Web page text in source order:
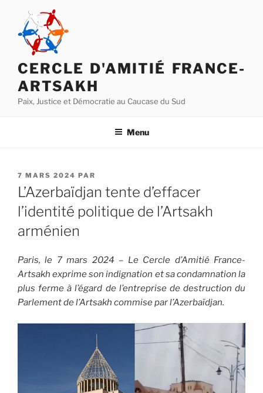
contenu
principal
CERCLE D'AMITIÉ FRANCE-
ARTSAKH
Paix, Justice et Démocratie au Caucase du Sud
Menu
PUBLIÉ
LE
7 MARS 2024 PAR
L’Azerbaïdjan tente d’effacer
l’identité politique de l’Artsakh
arménien
Paris, le 7 mars 2024 – Le Cercle d’Amitié France-
Artsakh exprime son indignation et sa condamnation la
plus ferme à l’égard de l’entreprise de destruction du
Parlement de l’Artsakh commise par l’Azerbaïdjan.